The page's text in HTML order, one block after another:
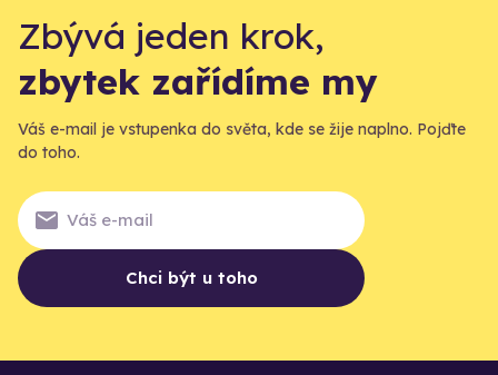
Zbývá jeden krok,
zbytek zařídíme my
Váš e-mail je vstupenka do světa, kde se žije naplno. Pojďte
do toho.
Chci být u toho